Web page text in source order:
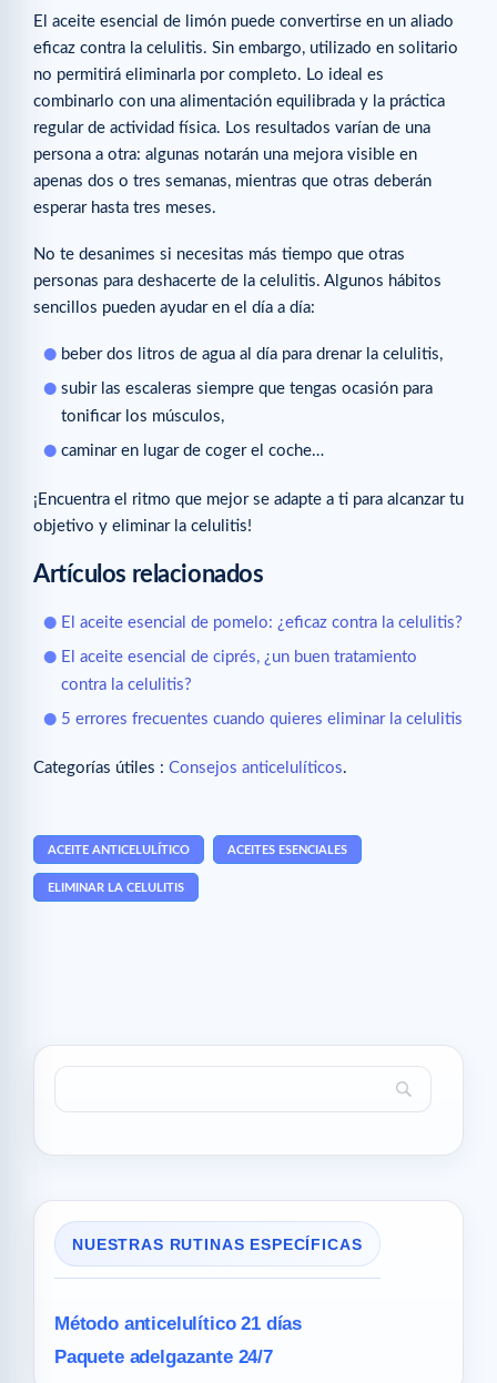
El aceite esencial de limón puede convertirse en un aliado
eficaz contra la celulitis. Sin embargo, utilizado en solitario
no permitirá eliminarla por completo. Lo ideal es
combinarlo con una alimentación equilibrada y la práctica
regular de actividad física. Los resultados varían de una
persona a otra: algunas notarán una mejora visible en
apenas dos o tres semanas, mientras que otras deberán
esperar hasta tres meses.
No te desanimes si necesitas más tiempo que otras
personas para deshacerte de la celulitis. Algunos hábitos
sencillos pueden ayudar en el día a día:
beber dos litros de agua al día para drenar la celulitis,
subir las escaleras siempre que tengas ocasión para
tonificar los músculos,
caminar en lugar de coger el coche…
¡Encuentra el ritmo que mejor se adapte a ti para alcanzar tu
objetivo y eliminar la celulitis!
Artículos relacionados
El aceite esencial de pomelo: ¿eficaz contra la celulitis?
El aceite esencial de ciprés, ¿un buen tratamiento
contra la celulitis?
5 errores frecuentes cuando quieres eliminar la celulitis
Categorías útiles : Consejos anticelulíticos.
ACEITE ANTICELULÍTICO ACEITES ESENCIALES
ELIMINAR LA CELULITIS
NUESTRAS RUTINAS ESPECÍFICAS
Método anticelulítico 21 días
Paquete adelgazante 24/7